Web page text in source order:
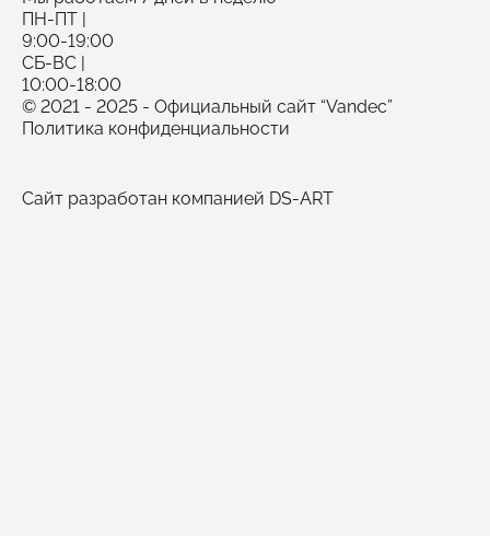
ПН-ПТ |
9:00-19:00
СБ-ВС |
10:00-18:00
© 2021 - 2025 - Официальный сайт “Vandec”
Политика конфиденциальности
Сайт разработан компанией DS-ART